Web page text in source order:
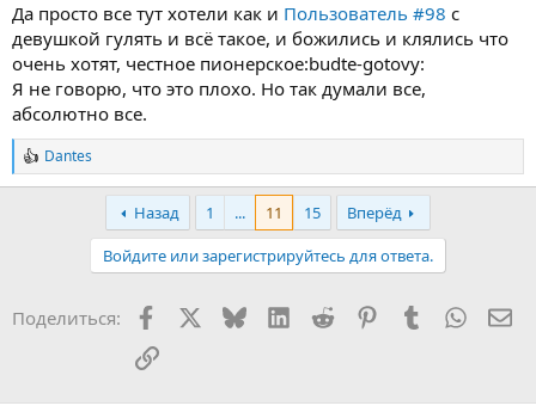
Да просто все тут хотели как и Пользователь #98 с
девушкой гулять и всё такое, и божились и клялись что
очень хотят, честное пионерское:budte-gotovy:
Я не говорю, что это плохо. Но так думали все,
абсолютно все.
Р
е
Dantes
Назад 1 ... 11 15
Вперёд
Войдите или зарегистрируйтесь для ответа.
Поделиться: Facebook BlueskyLinkedIn
Reddit PinterestTumblr
Ссылка